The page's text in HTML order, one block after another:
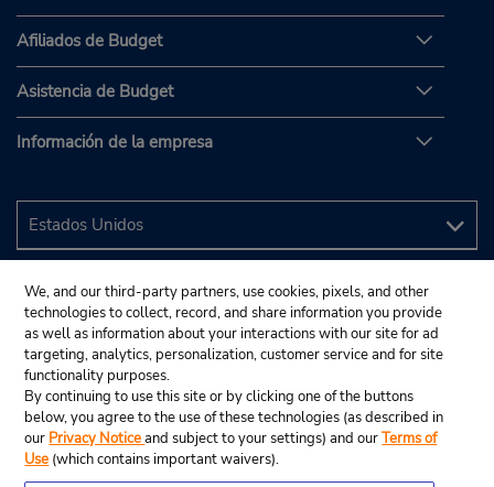
Afiliados de Budget
Asistencia de Budget
Información de la empresa
We, and our third-party partners, use cookies, pixels, and other
technologies to collect, record, and share information you provide
as well as information about your interactions with our site for ad
targeting, analytics, personalization, customer service and for site
functionality purposes.
By continuing to use this site or by clicking one of the buttons
below, you agree to the use of these technologies (as described in
our Privacy Noticeand subject to your settings) and ourTerms of
Use (which contains important waivers).